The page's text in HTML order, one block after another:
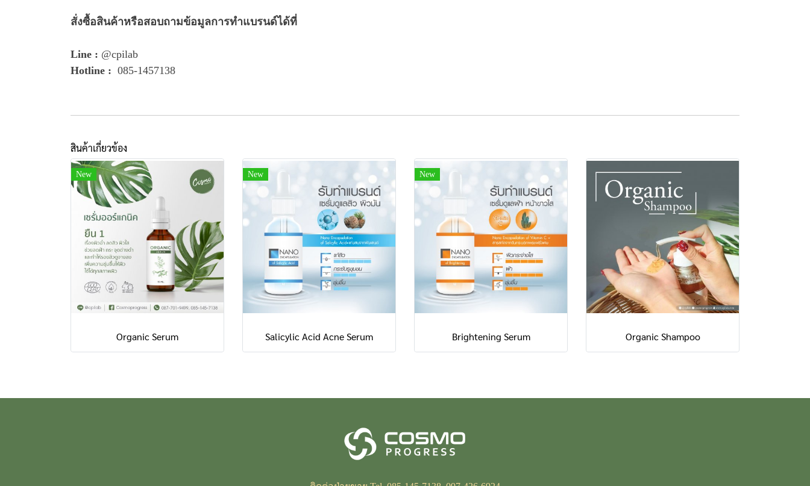
สั่งซื้อสินค้าหรือสอบถามข้อมูลการทำแบรนด์ได้ที่
Line : @cpilab
Hotline : 085-1457138
สินค้าเกี่ยวข้อง
New
Organic Serum
New
Salicylic Acid Acne Serum
New
Brightening Serum Organic Shampoo